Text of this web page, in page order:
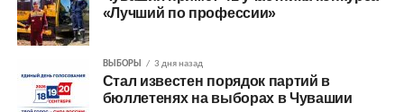
«Лучший по профессии»
ВЫБОРЫ 3 дня назад
Стал известен порядок партий в
бюллетенях на выборах в Чувашии